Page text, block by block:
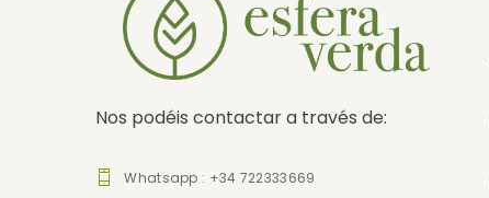
Nos podéis contactar a través de:
Whatsapp : +34 722333669